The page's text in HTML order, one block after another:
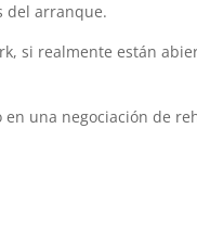
del arranque.
si realmente están
una negociación de